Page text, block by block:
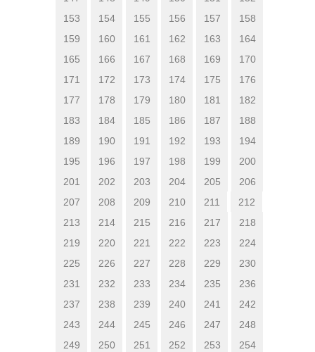
153
154 155 156 157
158
159
160 161 162 163
164
165
166 167 168 169
170
171
172 173 174 175
176
177
178 179 180 181
182
183
184 185 186 187
188
189
190 191 192 193
194
195
196 197 198 199
200
201
202 203 204 205
206
207
208 209 210 211
212
213
214 215 216 217
218
219
220 221 222 223
224
225
226 227 228 229
230
231
232 233 234 235
236
237
238 239 240 241
242
243
244 245 246 247
248
249
250 251 252 253
254